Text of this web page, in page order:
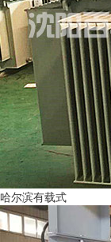
哈尔滨有载式